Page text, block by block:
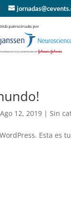
Ago 12, 2019 |Sin
Esta es